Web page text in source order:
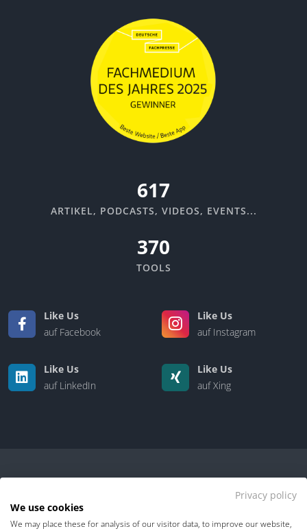
670
ARTIKEL, PODCASTS, VIDEOS, EVENTS...
370
TOOLS
Like Us
auf Facebook
Like Us
auf Instagram
Like Us
auf LinkedIn
Like Us
auf Xing
Privacy policy
We use cookies
We may place these for analysis of our visitor data, to improve our website,